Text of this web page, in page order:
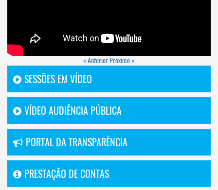
« Anterior Próximo »
SESSÕES EM VÍDEO
VÍDEO AUDIÊNCIA PÚBLICA
PORTAL DA TRANSPARÊNCIA
PRESTAÇÃO DE CONTAS